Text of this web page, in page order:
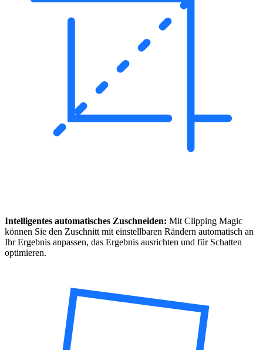
Intelligentes automatisches Zuschneiden: Mit Clipping Magic
können Sie den Zuschnitt mit einstellbaren Rändern automatisch an
Ihr Ergebnis anpassen, das Ergebnis ausrichten und für Schatten
optimieren.